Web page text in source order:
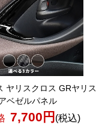
ヤリスクロス GRヤリス
ベゼルパネル
7,700円 (税込)